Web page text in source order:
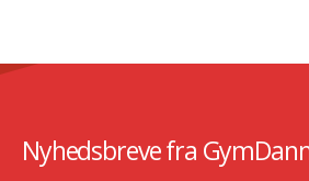
Nyhedsbreve fra